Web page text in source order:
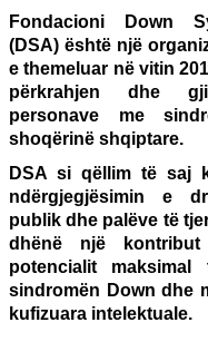
Fondacioni Down
(DSA) është një
e themeluar në vitin
përkrahjen dhe
personave me
shoqërinë shqiptare.
DSA si qëllim të saj
ndërgjegjësimin e
publik dhe palëve të
dhënë një
potencialit
sindromën Down dhe
kufizuara intelektuale.